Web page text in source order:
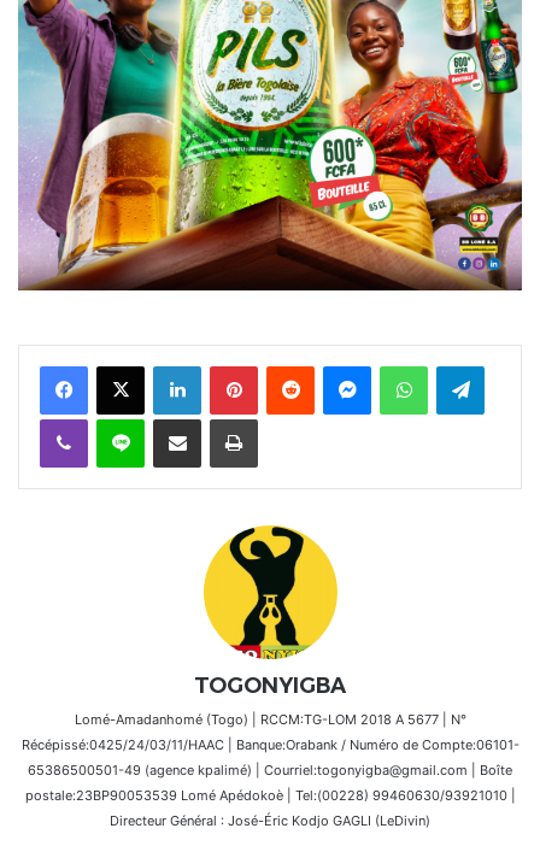
FacebookX Linkedin PinterestReddit MessengerWhatsAppTelegram
Viber Ligne Partager par email Imprimer
TOGONYIGBA
Lomé-Amadanhomé (Togo) | RCCM:TG-LOM 2018 A 5677 | N°
Récépissé:0425/24/03/11/HAAC | Banque:Orabank / Numéro de Compte:06101-
65386500501-49 (agence kpalimé) | Courriel:togonyigba@gmail.com | Boîte
postale:23BP90053539 Lomé Apédokoè | Tel:(00228) 99460630/93921010 |
Directeur Général : José-Éric Kodjo GAGLI (LeDivin)